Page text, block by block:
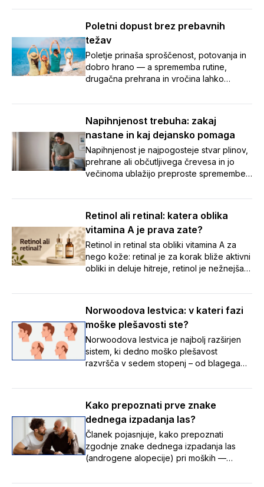
Poletni dopust brez prebavnih
težav
Poletje prinaša sproščenost, potovanja in
dobro hrano — a sprememba rutine,
drugačna prehrana in vročina lahko
Napihnjenost, zaprtje in potovalna driska
spremljevalci. V članku smo zbrali sedem
preprostih nasvetov, s katerimi boste tudi
na poti poskrbeli za urejeno prebavo in
brezskrben oddih. 🌞
Napihnjenost trebuha: zakaj
nastane in kaj dejansko pomaga
Napihnjenost je najpogosteje stvar plinov,
prehrane ali občutljivega črevesa in jo
večinoma ublažijo preproste spremembe
pa je varneje čim prej k zdravniku kot
Retinol ali retinal: katera oblika
vitamina A je prava zate?
Retinol in retinal sta obliki vitamina A za
nego kože: retinal je za korak bliže aktivni
obliki in deluje hitreje, retinol je nežnejša
prava za vašo kožo.
Norwoodova lestvica: v kateri fazi
moške plešavosti ste?
Norwoodova lestvica je najbolj razširjen
sistem, ki dedno moško plešavost
razvršča v sedem stopenj – od blagega
redčenja las – ter tako pomaga
nekdo nahaja, in spremljati spremembe
skozi čas.
Kako prepoznati prve znake
dednega izpadanja las?
Članek pojasnjuje, kako prepoznati
zgodnje znake dednega izpadanja las
(androgene alopecije) pri moških —
redčenje na temenu ter tanjšanje in izgubo